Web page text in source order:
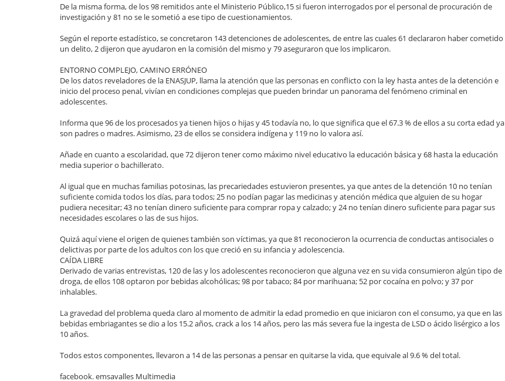
De la misma forma, de los 98 remitidos ante el Ministerio Público,15 si fueron interrogados por el personal de procuración de
investigación y 81 no se le sometió a ese tipo de cuestionamientos.
Según el reporte estadístico, se concretaron 143 detenciones de adolescentes, de entre las cuales 61 declararon haber cometido
un delito, 2 dijeron que ayudaron en la comisión del mismo y 79 aseguraron que los implicaron.
ENTORNO COMPLEJO, CAMINO ERRÓNEO
De los datos reveladores de la ENASJUP, llama la atención que las personas en conflicto con la ley hasta antes de la detención e
inicio del proceso penal, vivían en condiciones complejas que pueden brindar un panorama del fenómeno criminal en
adolescentes.
Informa que 96 de los procesados ya tienen hijos o hijas y 45 todavía no, lo que significa que el 67.3 % de ellos a su corta edad ya
son padres o madres. Asimismo, 23 de ellos se considera indígena y 119 no lo valora así.
Añade en cuanto a escolaridad, que 72 dijeron tener como máximo nivel educativo la educación básica y 68 hasta la educación
media superior o bachillerato.
Al igual que en muchas familias potosinas, las precariedades estuvieron presentes, ya que antes de la detención 10 no tenían
suficiente comida todos los días, para todos; 25 no podían pagar las medicinas y atención médica que alguien de su hogar
pudiera necesitar; 43 no tenían dinero suficiente para comprar ropa y calzado; y 24 no tenían dinero suficiente para pagar sus
necesidades escolares o las de sus hijos.
Quizá aquí viene el origen de quienes también son víctimas, ya que 81 reconocieron la ocurrencia de conductas antisociales o
delictivas por parte de los adultos con los que creció en su infancia y adolescencia.
CAÍDA LIBRE
Derivado de varias entrevistas, 120 de las y los adolescentes reconocieron que alguna vez en su vida consumieron algún tipo de
droga, de ellos 108 optaron por bebidas alcohólicas; 98 por tabaco; 84 por marihuana; 52 por cocaína en polvo; y 37 por
inhalables.
La gravedad del problema queda claro al momento de admitir la edad promedio en que iniciaron con el consumo, ya que en las
bebidas embriagantes se dio a los 15.2 años, crack a los 14 años, pero las más severa fue la ingesta de LSD o ácido lisérgico a los
10 años.
Todos estos componentes, llevaron a 14 de las personas a pensar en quitarse la vida, que equivale al 9.6 % del total.
facebook. emsavalles Multimedia